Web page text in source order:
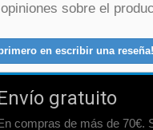
sobre el
en escribir una reseña!
gratuito
compras de más de 70€.